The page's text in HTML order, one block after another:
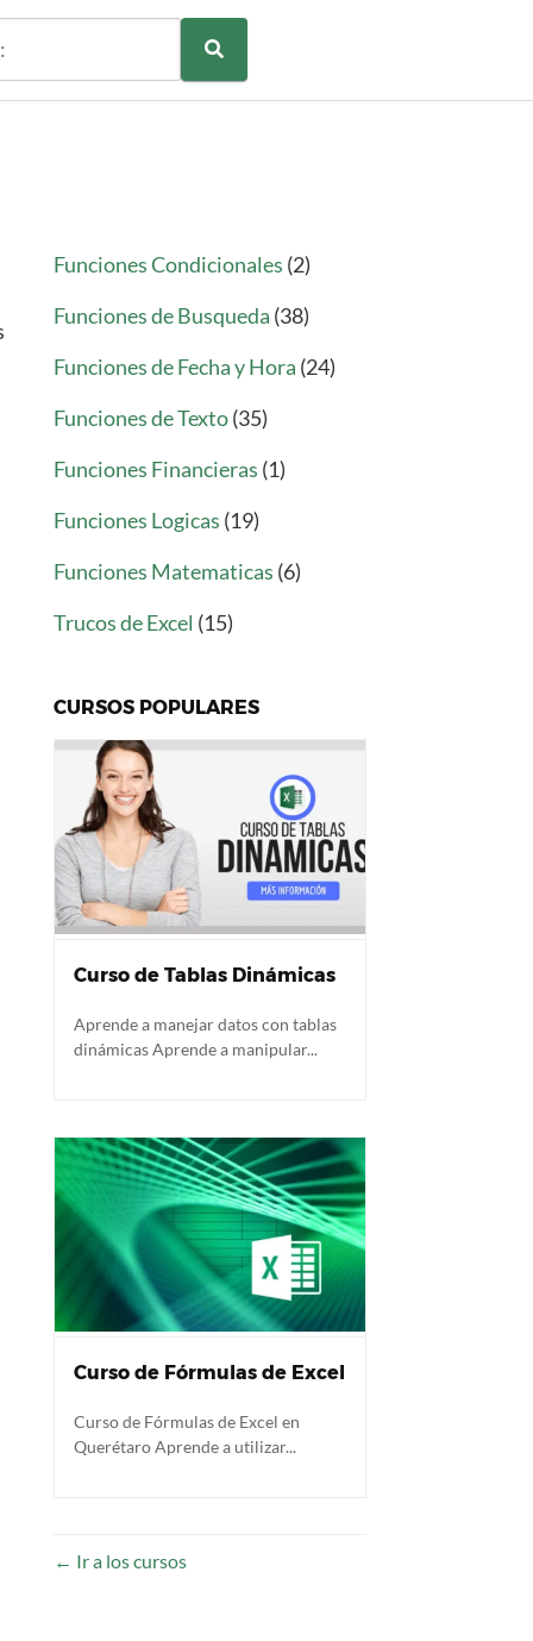
Funciones Condicionales (2)
Funciones de Busqueda (38)
Funciones de Fecha y Hora (24)
Funciones de Texto(35)
Funciones Financieras (1)
Funciones Logicas (19)
Funciones Matematicas (6)
Trucos de Excel (15)
CURSOS POPULARES
Curso de Tablas Dinámicas
Aprende a manejar datos con tablas
dinámicas Aprende a manipular...
Curso de Fórmulas de Excel
Curso de Fórmulas de Excel en
Querétaro Aprende a utilizar...
Ir a los cursos